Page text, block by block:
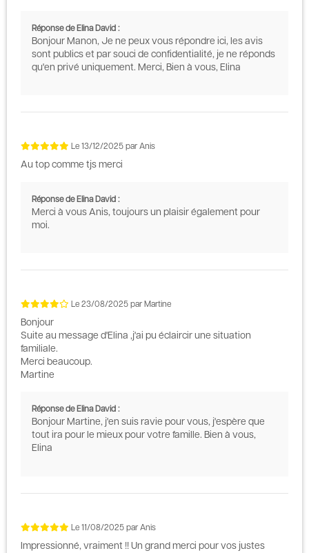
Réponse de Elina David :
Bonjour Manon, Je ne peux vous répondre ici, les avis
sont publics et par souci de confidentialité, je ne réponds
qu'en privé uniquement. Merci, Bien à vous, Elina
Le 13/12/2025 par Anis
Au top comme tjs merci
Réponse de Elina David :
Merci à vous Anis, toujours un plaisir également pour
moi.
Le 23/08/2025 par Martine
Bonjour
Suite au message d'Elina ,j'ai pu éclaircir une situation
familiale.
Merci beaucoup.
Martine
Réponse de Elina David :
Bonjour Martine, j'en suis ravie pour vous, j'espère que
tout ira pour le mieux pour votre famille. Bien à vous,
Elina
Le 11/08/2025 par Anis
Impressionné, vraiment !! Un grand merci pour vos justes